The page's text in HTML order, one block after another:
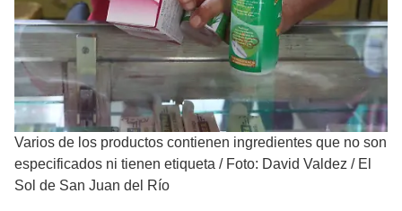
Varios de los productos contienen ingredientes que no son
especificados ni tienen etiqueta / Foto: David Valdez / El
Sol de San Juan del Río